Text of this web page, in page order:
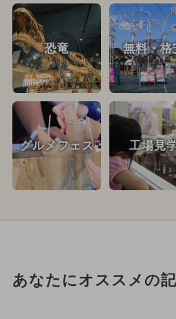
恐竜 無料・格
グルメフェス 工場見
あなたにオススメの